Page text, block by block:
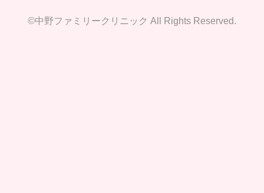
©中野ファミリークリニック All Rights Reserved.